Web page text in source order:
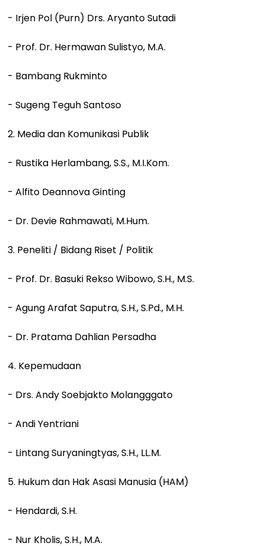
- Irjen Pol (Purn) Drs. Aryanto Sutadi
- Prof. Dr. Hermawan Sulistyo, M.A.
- Bambang Rukminto
- Sugeng Teguh Santoso
2. Media dan Komunikasi Publik
- Rustika Herlambang, S.S., M.I.Kom.
- Alfito Deannova Ginting
- Dr. Devie Rahmawati, M.Hum.
3. Peneliti / Bidang Riset / Politik
- Prof. Dr. Basuki Rekso Wibowo, S.H., M.S.
- Agung Arafat Saputra, S.H., S.Pd., M.H.
- Dr. Pratama Dahlian Persadha
4. Kepemudaan
- Drs. Andy Soebjakto Molangggato
- Andi Yentriani
- Lintang Suryaningtyas, S.H., LL.M.
5. Hukum dan Hak Asasi Manusia (HAM)
- Hendardi, S.H.
- Nur Kholis, S.H., M.A.